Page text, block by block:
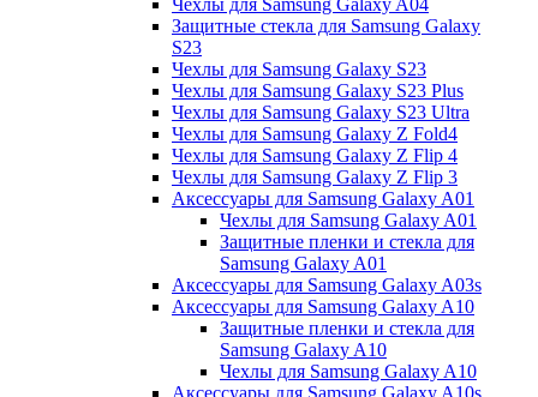
Защитные стекла для Samsung Galaxy
S23
Чехлы для Samsung Galaxy S23
Чехлы для Samsung Galaxy S23 Plus
Чехлы для Samsung Galaxy S23 Ultra
Чехлы для Samsung Galaxy Z Fold4
Чехлы для Samsung Galaxy Z Flip 4
Чехлы для Samsung Galaxy Z Flip 3
Аксессуары для Samsung Galaxy A01
Чехлы для Samsung Galaxy A01
Защитные пленки и стекла для
Samsung Galaxy A01
Аксессуары для Samsung Galaxy A03s
Аксессуары для Samsung Galaxy A10
Защитные пленки и стекла для
Samsung Galaxy A10
Чехлы для Samsung Galaxy A10
Аксессуары для Samsung Galaxy A10s